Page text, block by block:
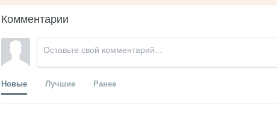
Комментарии
Новые Лучшие Ранее